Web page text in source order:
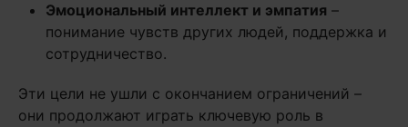
Эмоциональный интеллект и эмпатия –
понимание чувств других людей, поддержка и
сотрудничество.
Эти цели не ушли с окончанием ограничений –
они продолжают играть ключевую роль в